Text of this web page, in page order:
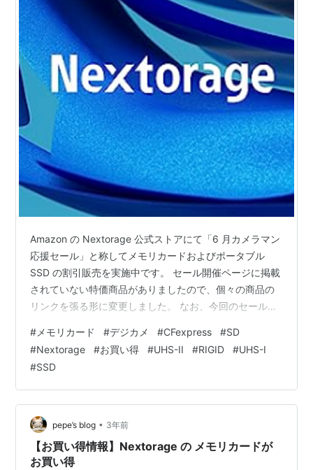
Amazon の Nextorage 公式ストアにて「6 月カメラマン
応援セール」と称してメモリカードおよびポータブル
SSD の割引販売を実施中です。 セール開催ページに掲載
されていない特価商品がありましたので、個々の商品の
リンクを張る形に変更しました。 なお、今回のセールで
つひとつの商品ごとのリンクは張らずにセール開催ペー
ジへのリンクを張るに止めました。 メモリカードおよび
ポータブルSSDを割引販売中 NX-F2PRO ( SDXC / UHS-
II V90 ) NX-F2SE ( SDXC / UHS-II V60 ) NX-B1PRO …
# メモリカード #デジカメ #CFexpress #SD
#Nextorage #お買い得 #UHS-II #RIGID #UHS-I
#SSD
pepe’s blog • 3年前
【お買い得情報】Nextorage の メモリカードが
お買い得